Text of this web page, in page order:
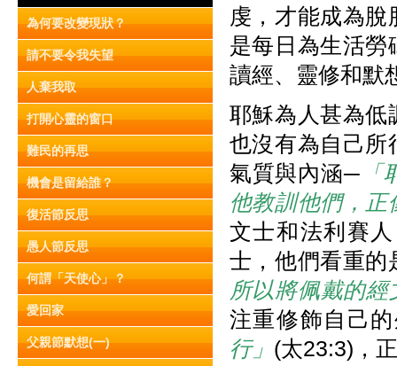
為何要改變現狀？
請不要令我失望
人棄我取
打開心靈的窗口
難民的再思
機會是留給誰？
復活節反思
愚人節反思
何謂「天使心」？
愛回家
父親節默想(一)
虔，才能成為
是每日為生活勞
讀經、靈修和默
耶穌為人甚為低
也沒有為自己所
氣質與內涵─
他教訓他們，
文士和法利賽
士，他們看重的
所以將佩戴的
注重修飾自己
行」 (太23:3)，